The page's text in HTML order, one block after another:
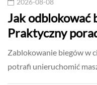
Jak odblokować
Praktyczny
Zablokowanie biegów w
potrafi unieruchomić